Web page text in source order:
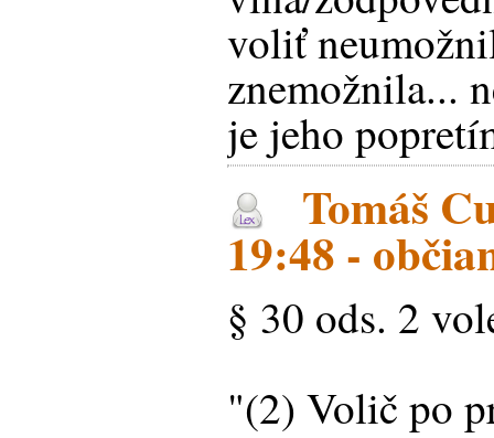
voliť
znemožnila...
je jeho
Tomáš
19:48 -
§ 30 ods. 2
"(2) Volič po